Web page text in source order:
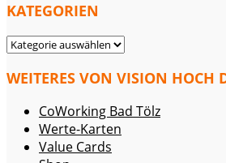
KATEGORIEN
KATEGORIEN
WEITERES VON VISION HOCH
CoWorking Bad Tölz
Werte-Karten
Value Cards